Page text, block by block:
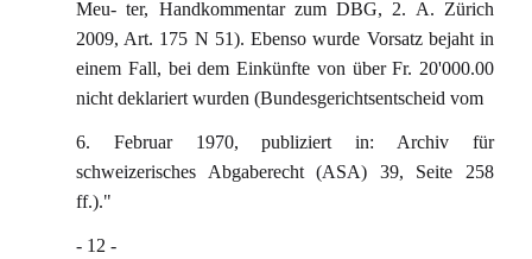
Meu- ter, Handkommentar zum DBG, 2. A. Zürich
2009, Art. 175 N 51). Ebenso wurde Vorsatz bejaht in
einem Fall, bei dem Einkünfte von über Fr. 20'000.00
nicht deklariert wurden (Bundesgerichtsentscheid vom
6. Februar 1970, publiziert in: Archiv für
schweizerisches Abgaberecht (ASA) 39, Seite 258
ff.)."
- 12 -